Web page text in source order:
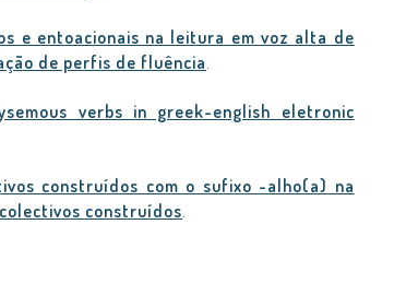
e entoacionais na leitura em voz alta de
de perfis de fluência.
verbs in greek-english eletronic
construídos com o sufixo -alho(a) na
construídos.